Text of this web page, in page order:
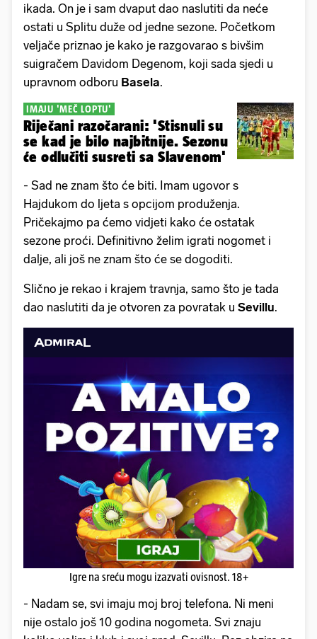
ikada. On je i sam dvaput dao naslutiti da neće
ostati u Splitu duže od jedne sezone. Početkom
veljače priznao je kako je razgovarao s bivšim
suigračem Davidom Degenom, koji sada sjedi u
upravnom odboru Basela.
IMAJU 'MEČ LOPTU'
Riječani razočarani: 'Stisnuli su
se kad je bilo najbitnije. Sezonu
će odlučiti susreti sa Slavenom'
- Sad ne znam što će biti. Imam ugovor s
Hajdukom do ljeta s opcijom produženja.
Pričekajmo pa ćemo vidjeti kako će ostatak
sezone proći. Definitivno želim igrati nogomet i
dalje, ali još ne znam što će se dogoditi.
Slično je rekao i krajem travnja, samo što je tada
dao naslutiti da je otvoren za povratak u Sevillu.
Igre na sreću mogu izazvati ovisnost. 18+
- Nadam se, svi imaju moj broj telefona. Ni meni
nije ostalo još 10 godina nogometa. Svi znaju